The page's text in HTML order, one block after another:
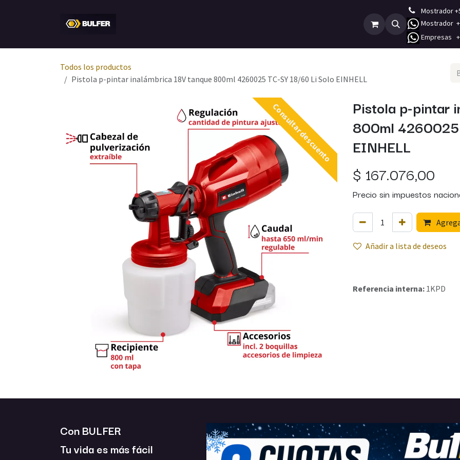
Mostrador
Mostrador
Empresas
Todos los productos
Pistola p-pintar inalámbrica 18V tanque 800ml 4260025 TC-SY 18/60 Li Solo EINHELL
Consultar descuento
Pistola p-pintar
800ml
EINHELL
$ 167.076,00
Precio sin impuestos
Añadir a lista de deseos
Referencia interna: 1KPD
Con BULFER
Tu vida es más fácil